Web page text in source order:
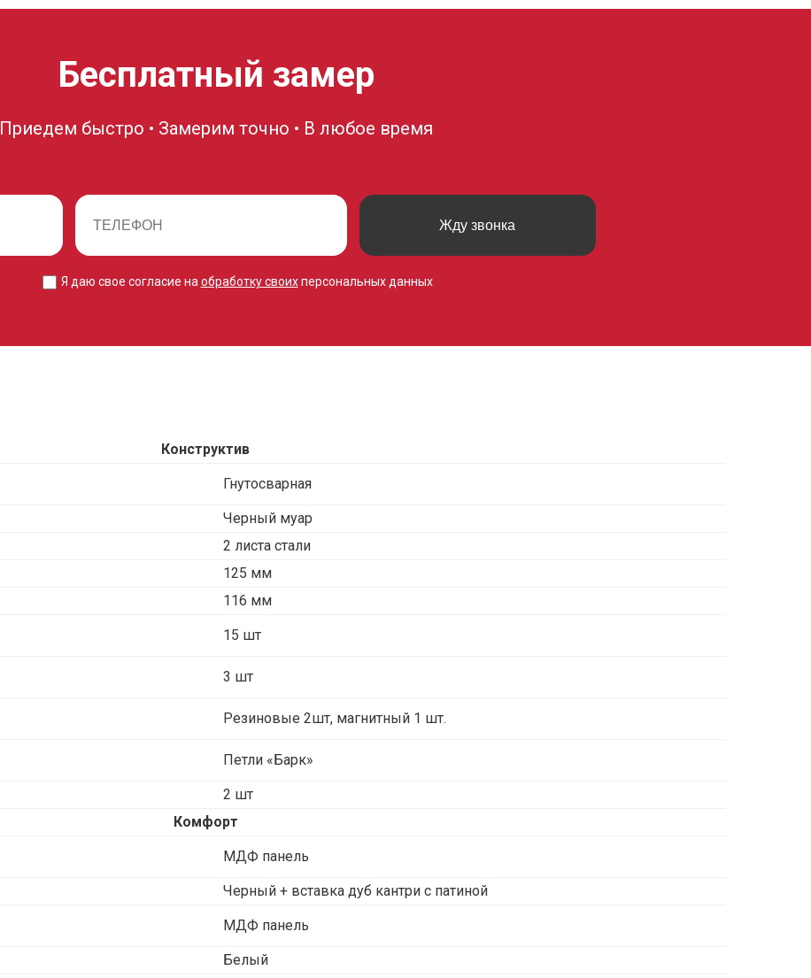
Бесплатный замер
Приедем быстро • Замерим точно • В любое время
Жду звонка
Я даю свое согласие на обработку своихперсональных данных
Конструктив
Гнутосварная
Черный муар
2 листа стали
125 мм
116 мм
15 шт
3 шт
Резиновые 2шт, магнитный 1 шт.
Петли «Барк»
2 шт
Комфорт
МДФ панель
Черный + вставка дуб кантри с патиной
МДФ панель
Белый